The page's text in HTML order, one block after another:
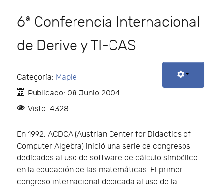
6ª Conferencia Internacional
de Derive y TI-CAS
Categoría: Maple
Publicado: 08 Junio 2004
Visto: 4328
En 1992, ACDCA (Austrian Center for Didactics of
Computer Algebra) inició una serie de congresos
dedicados al uso de software de cálculo simbólico
en la educación de las matemáticas. El primer
congreso internacional dedicada al uso de la